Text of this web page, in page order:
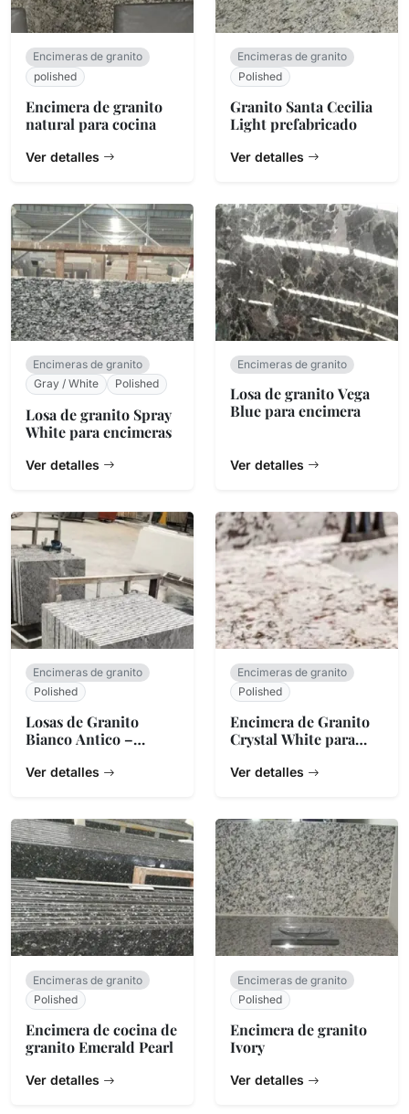
Encimeras de granito
polished
Encimera de granito
natural para cocina
Ver detalles
Encimeras de granito
Polished
Granito Santa Cecilia
Light prefabricado
Ver detalles
Encimeras de granito
Gray / White
Polished
Losa de granito Spray
White para encimeras
Ver detalles
Encimeras de granito
Losa de granito Vega
Blue para encimera
Ver detalles
Encimeras de granito
Polished
Losas de Granito
Bianco Antico –
Blanca y Gris
Ver detalles
Encimeras de granito
Polished
Encimera de Granito
Crystal White para
Ver detalles
Encimeras de granito
Polished
Encimera de cocina de
granito Emerald Pearl
Ver detalles
Encimeras de granito
Polished
Encimera de granito
Ivory
Ver detalles